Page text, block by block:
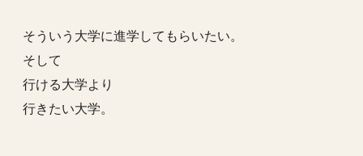
そういう大学に進学してもらいたい。
そして
行ける大学より
行きたい大学。